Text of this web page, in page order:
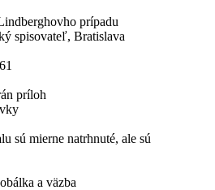
prípadu
spisovateľ, Bratislava
príloh
sú mierne natrhnuté, ale sú
a väzba